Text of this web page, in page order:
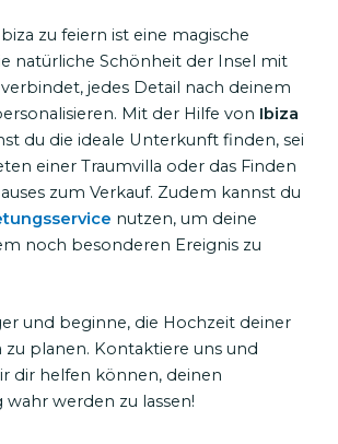
zu feiern ist eine magische
natürliche Schönheit der Insel mit
jedes Detail nach deinem
Mit der Hilfe von Ibiza
du die ideale Unterkunft finden, sei
einer Traumvilla oder das Finden
zum Verkauf. Zudem kannst du
nutzen, um deine
noch besonderen Ereignis zu
und beginne, die Hochzeit deiner
zu planen. Kontaktiere uns und
dir helfen können, deinen
werden zu lassen!